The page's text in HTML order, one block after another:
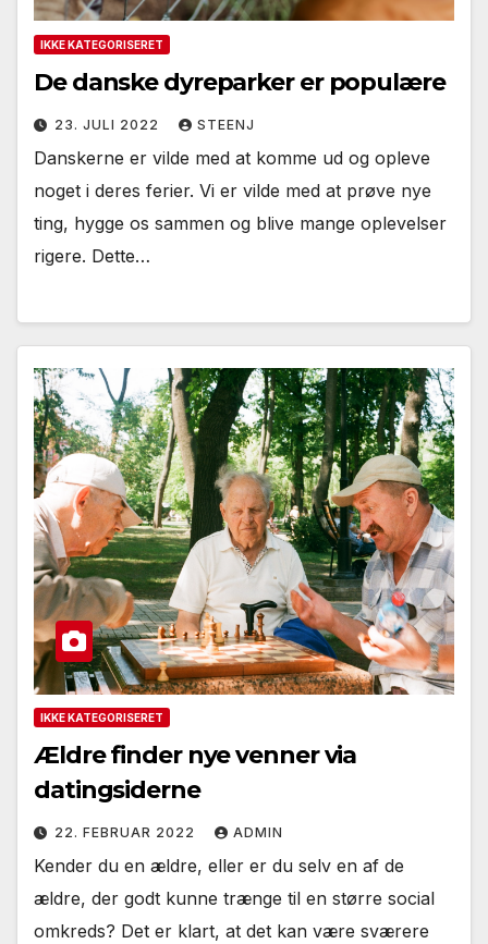
IKKE KATEGORISERET
De danske dyreparker er populære
23. JULI 2022 STEENJ
Danskerne er vilde med at komme ud og opleve
noget i deres ferier. Vi er vilde med at prøve nye
ting, hygge os sammen og blive mange oplevelser
rigere. Dette…
IKKE KATEGORISERET
Ældre finder nye venner via
datingsiderne
22. FEBRUAR 2022 ADMIN
Kender du en ældre, eller er du selv en af de
ældre, der godt kunne trænge til en større social
omkreds? Det er klart, at det kan være sværere